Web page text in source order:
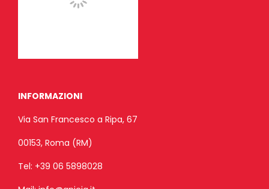
INFORMAZIONI
Via San Francesco a Ripa, 67
00153, Roma (RM)
Tel: +39 06 5898028